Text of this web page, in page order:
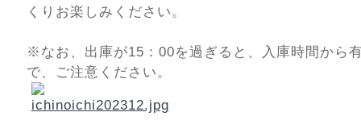
くりお楽しみください。
※なお、出庫が15：00を過ぎると、入庫時間から
で、ご注意ください。